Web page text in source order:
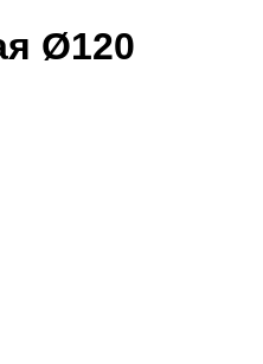
Ø120